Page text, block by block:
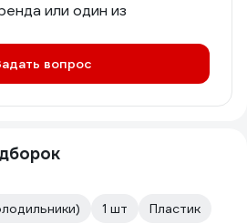
или один из
вопрос
1 шт
Пластик